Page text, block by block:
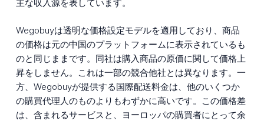
主な収入源を表しています。
Wegobuyは透明な価格設定モデルを適用しており、商品
の価格は元の中国のプラットフォームに表示されているも
のと同じままです。同社は購入商品の原価に関して価格上
昇をしません。これは一部の競合他社とは異なります。一
方、Wegobuyが提供する国際配送料金は、他のいくつか
の購買代理人のものよりもわずかに高いです。この価格差
は、含まれるサービスと、ヨーロッパの購買者にとって余